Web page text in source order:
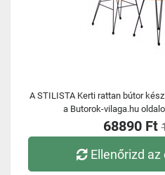
A STILISTA Kerti rattan bútor
a Butorok-vilaga.hu
68890 Ft
Ellenőrizd